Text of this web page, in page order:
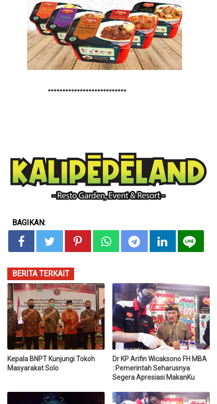
°°°°°°°°°°°°°°°°°°°°°°°°°°°
BAGIKAN:
BERITA TERKAIT
Kepala BNPT Kunjungi Tokoh
Masyarakat Solo
Dr KP Arifin Wicaksono FH MBA
: Pemerintah Seharusnya
Segera Apresiasi MakanKu